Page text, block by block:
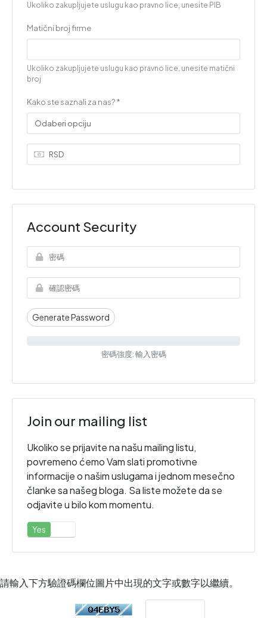
Ukoliko zakupljujete uslugu kao pravno lice, unesite PIB
Matični broj firme
Ukoliko zakupljujete uslugu kao pravno lice, unesite matični
broj
Kako ste saznali za nas? *
Account Security
Generate Password
密碼強度: 輸入密碼
Join our mailing list
Ukoliko se prijavite na našu mailing listu,
povremeno ćemo Vam slati promotivne
informacije o našim uslugama i jednom mesečno
članke sa našeg bloga. Sa liste možete da se
odjavite u bilo kom momentu.
Yes
請輸入下方驗證碼欄位圖片中出現的文字或數字以繼續。